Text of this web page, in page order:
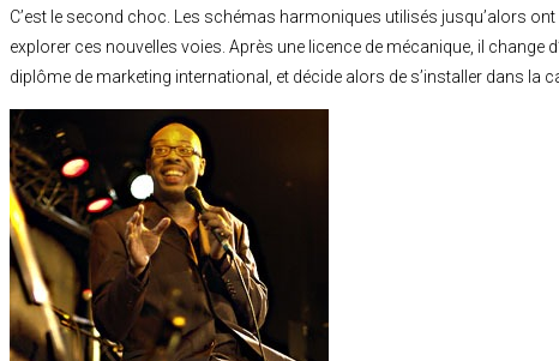
C’est le second choc. Les schémas harmoniques utilisés jusqu’alors ont
explorer ces nouvelles voies. Après une licence de mécanique, il change
diplôme de marketing international, et décide alors de s’installer dans la